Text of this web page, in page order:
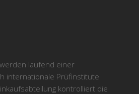
laufend einer
internationale Prüfinstitute
kontrolliert die